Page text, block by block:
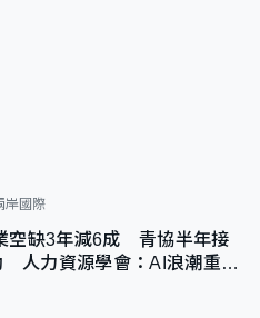
岸國際
空缺3年減6成 青協半年接
人力資源學會：AI浪潮重整